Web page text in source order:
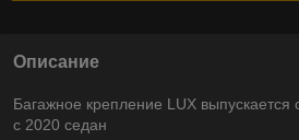
Описание
Багажное крепление LUX выпускается
с 2020 седан